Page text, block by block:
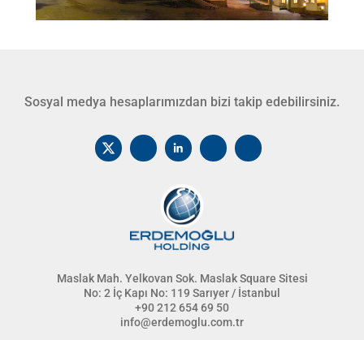
Sosyal medya hesaplarımızdan bizi takip edebilirsiniz.
Maslak Mah. Yelkovan Sok. Maslak Square Sitesi
No: 2 İç Kapı No: 119 Sarıyer / İstanbul
+90 212 654 69 50
info@erdemoglu.com.tr